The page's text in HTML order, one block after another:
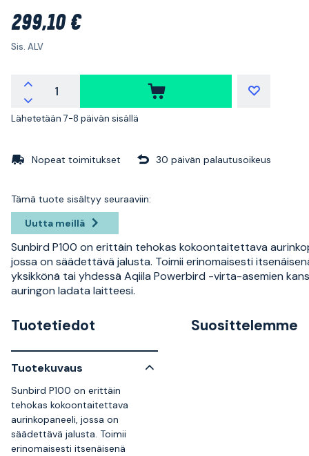
299,10 €
Sis. ALV
Lähetetään 7-8 päivän sisällä
Nopeat toimitukset 30 päivän palautusoikeus
Tämä tuote sisältyy seuraaviin:
Uutta meillä
Sunbird P100 on erittäin tehokas kokoontaitettava
jossa on säädettävä jalusta. Toimii erinomaisesti
yksikkönä tai yhdessä Aqiila Powerbird -virta-asemien
auringon ladata laitteesi.
Tuotetiedot
Tuotekuvaus
Sunbird P100 on erittäin
tehokas kokoontaitettava
aurinkopaneeli, jossa on
säädettävä jalusta. Toimii
erinomaisesti itsenäisenä
Suosittelemme